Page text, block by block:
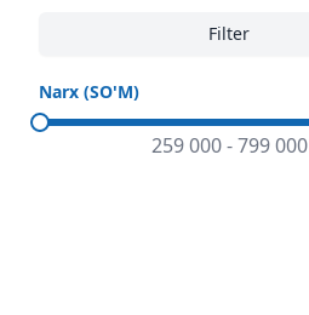
Filter
Narx (SO'M)
259 000-799 000